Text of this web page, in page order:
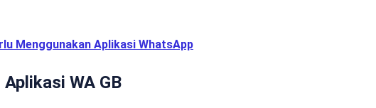
Menggunakan Aplikasi WhatsApp
WA GB